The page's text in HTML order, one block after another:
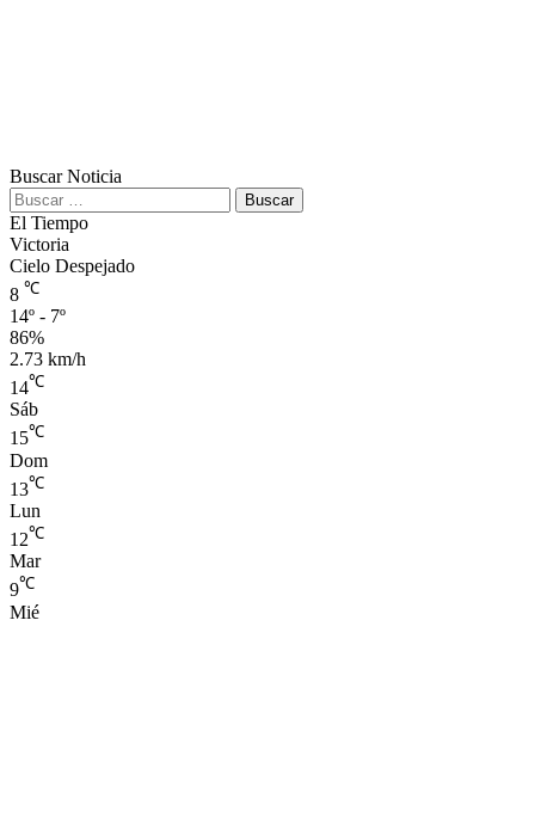
Buscar Noticia
Buscar:
El Tiempo
Victoria
Cielo Despejado
8 ℃
14º - 7º
86%
2.73 km/h
14℃
Sáb
15℃
Dom
13℃
Lun
12℃
Mar
9℃
Mié